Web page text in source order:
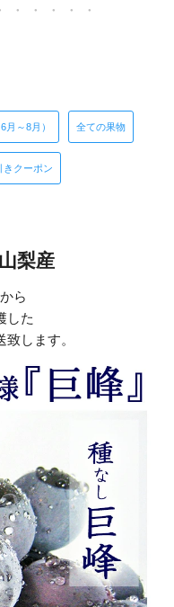
月～8月） 全ての果物
きクーポン
梨産
ら
した
します。